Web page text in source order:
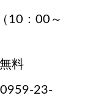
10：00～
料